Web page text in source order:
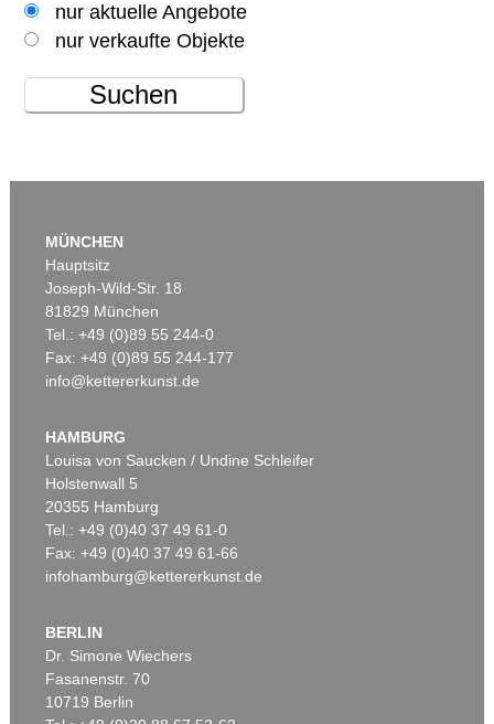
nur aktuelle Angebote
nur verkaufte Objekte
Suchen
MÜNCHEN
Hauptsitz
Joseph-Wild-Str. 18
81829 München
Tel.: +49 (0)89 55 244-0
Fax: +49 (0)89 55 244-177
info@kettererkunst.de
HAMBURG
Louisa von Saucken / Undine Schleifer
Holstenwall 5
20355 Hamburg
Tel.: +49 (0)40 37 49 61-0
Fax: +49 (0)40 37 49 61-66
infohamburg@kettererkunst.de
BERLIN
Dr. Simone Wiechers
Fasanenstr. 70
10719 Berlin